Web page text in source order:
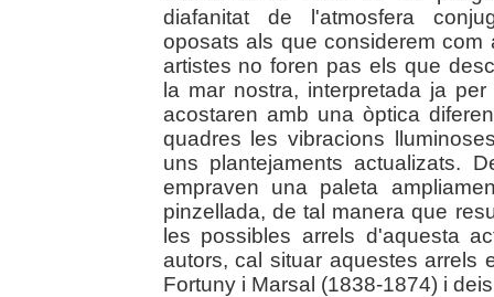
diafanitat de l'atmosfera
oposats als que considerem
artistes no foren pas els que
la mar nostra, interpretada ja
acostaren amb una òptica
quadres les vibracions
uns plantejaments actualizats.
empraven una paleta
pinzellada, de tal manera que
les possibles arrels d'aquesta
autors, cal situar aquestes arrels
Fortuny i Marsal (1838-1874) i